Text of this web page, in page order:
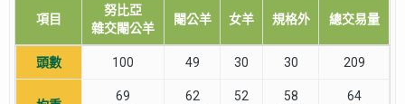
項目
努比亞
雜交閹公羊
閹公羊 女羊 規格外 總交易量
頭數 100 49 30 30 209
69
62
52
58
64